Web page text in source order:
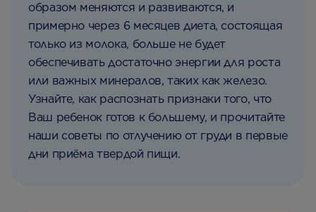
образом меняются и развиваются, и
примерно через 6 месяцев диета, состоящая
только из молока, больше не будет
обеспечивать достаточно энергии для роста
или важных минералов, таких как железо.
Узнайте, как распознать признаки того, что
Ваш ребенок готов к большему, и прочитайте
наши советы по отлучению от груди в первые
дни приёма твердой пищи.